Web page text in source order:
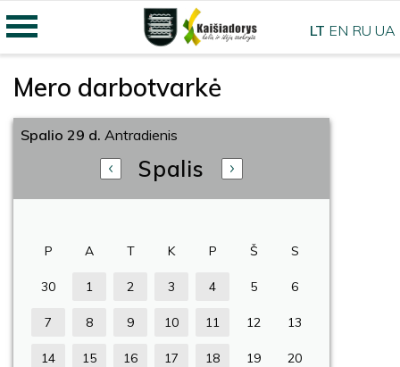
Mero darbotvarkė
Spalio 29 d. Antradienis
Spalis
P A T K P Š S
30 1 2 3 4 5 6
7 8 9 10 11 12 13
14 15 16 17 18 19 20
LT EN RU UA